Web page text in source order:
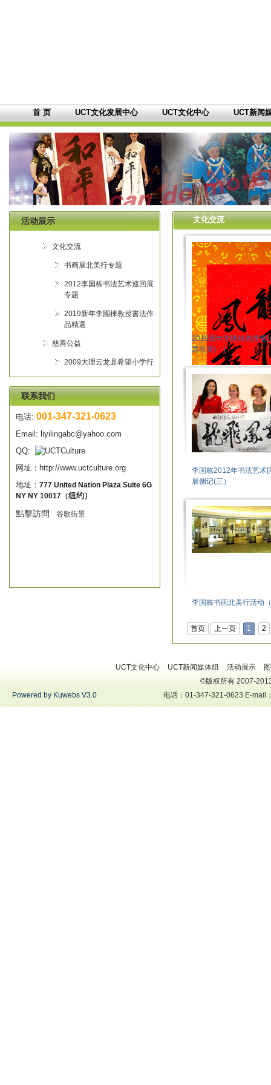
首 页 UCT文化发展中心 UCT文化中心 UCT新闻
活动展示
文化交流
书画展北美行专题
2012李国栋书法艺术巡回展
专题
2019新年李國棟教授書法作
品精選
慈善公益
2009大理云龙县希望小学行
联系我们
电话: 001-347-321-0623
Email: liyilingabc@yahoo.com
QQ:
网址： http://www.uctculture.org
地址： 777 United Nation Plaza Suite 6G
NY NY 10017 （纽约）
點擊訪問 谷歌街景
文化交流
2019新年李國棟教授書
選欣賞(一)
李国栋2012年书法艺术
展侧记(三）
李国栋书画北美行活动
首页 上一页 1 2
UCT文化中心 UCT新闻媒体组 活动展示
©版权所有 2007-
Powered by Kuwebs V3.0
电话：01-347-321-0623 E-mail